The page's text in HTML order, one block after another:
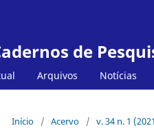
de
Arquivos Notícias
Início / Acervo / v. 34 n. 1